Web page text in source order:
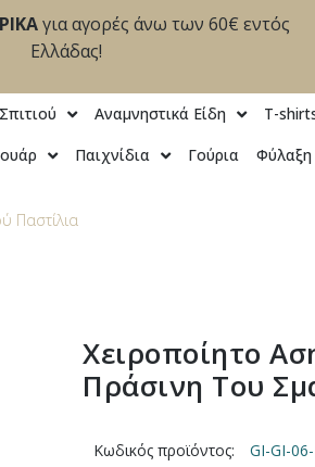
για αγορές άνω των 60€ εντός
Ελλάδας!
Αναμνηστικά Είδη T-
Παιχνίδια Γούρια Φύλαξη
Παστίλια
Χειροποίητο
Πράσινη Του
Κωδικός προϊόντος:
GI-GI-